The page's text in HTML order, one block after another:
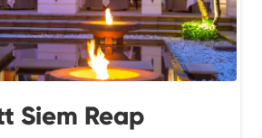
Siem Reap